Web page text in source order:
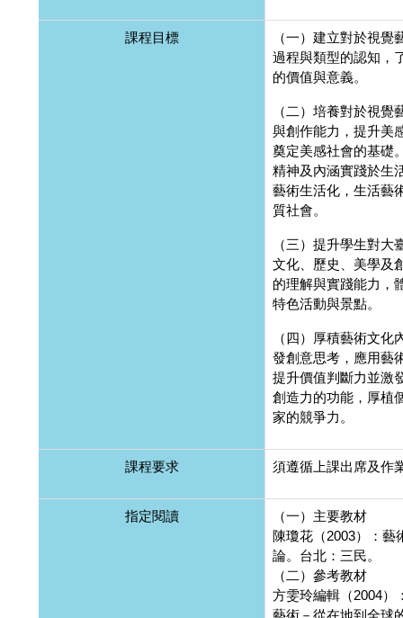
課程目標
（一）建立對於視覺
過程與類型的認知，
的價值與意義。
（二）培養對於視覺
與創作能力，提升美
奠定美感社會的基礎
精神及內涵實踐於生
藝術生活化，生活藝
質社會。
（三）提升學生對大
文化、歷史、美學及
的理解與實踐能力，
特色活動與景點。
（四）厚積藝術文化
發創意思考，應用藝
提升價值判斷力並激
創造力的功能，厚植
家的競爭力。
課程要求 須遵循上課出席及作
指定閱讀
（一）主要教材
陳瓊花（2003）：藝
論。台北：三民。
（二）參考教材
方雯玲編輯（2004）
藝術－從在地到全球